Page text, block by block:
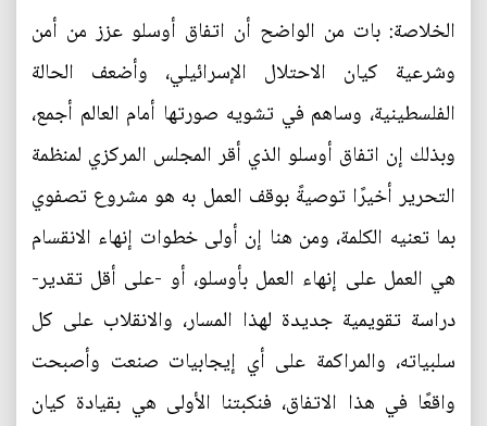
الخلاصة: بات من الواضح أن اتفاق أوسلو عزز من أمن
وشرعية كيان الاحتلال الإسرائيلي، وأضعف الحالة
الفلسطينية، وساهم في تشويه صورتها أمام العالم أجمع،
وبذلك إن اتفاق أوسلو الذي أقر المجلس المركزي لمنظمة
التحرير أخيرًا توصيةً بوقف العمل به هو مشروع تصفوي
بما تعنيه الكلمة، ومن هنا إن أولى خطوات إنهاء الانقسام
هي العمل على إنهاء العمل بأوسلو، أو -على أقل تقدير-
دراسة تقويمية جديدة لهذا المسار، والانقلاب على كل
سلبياته، والمراكمة على أي إيجابيات صنعت وأصبحت
واقعًا في هذا الاتفاق، فنكبتنا الأولى هي بقيادة كيان